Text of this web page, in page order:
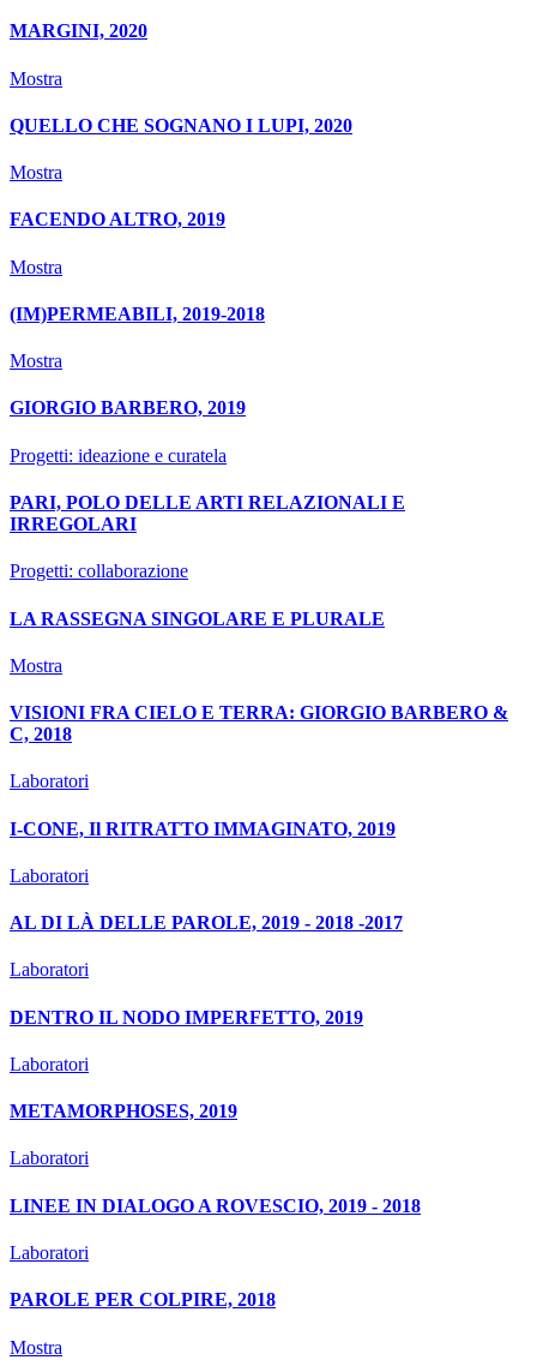
MARGINI, 2020
Mostra
QUELLO CHE SOGNANO I LUPI, 2020
Mostra
FACENDO ALTRO, 2019
Mostra
(IM)PERMEABILI, 2019-2018
Mostra
GIORGIO BARBERO, 2019
Progetti: ideazione e curatela
PARI, POLO DELLE ARTI RELAZIONALI E
IRREGOLARI
Progetti: collaborazione
LA RASSEGNA SINGOLARE E PLURALE
Mostra
VISIONI FRA CIELO E TERRA: GIORGIO BARBERO &
C, 2018
Laboratori
I-CONE, Il RITRATTO IMMAGINATO, 2019
Laboratori
AL DI LÀ DELLE PAROLE, 2019 - 2018 -2017
Laboratori
DENTRO IL NODO IMPERFETTO, 2019
Laboratori
METAMORPHOSES, 2019
Laboratori
LINEE IN DIALOGO A ROVESCIO, 2019 - 2018
Laboratori
PAROLE PER COLPIRE, 2018
Mostra